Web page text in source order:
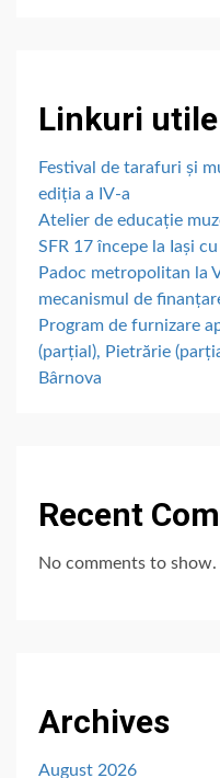
Linkuri utile
Festival de tarafuri și
ediția a IV-a
Atelier de educație
SFR 17 începe la Iași
Padoc metropolitan la
mecanismul de
Program de furnizare
(parțial), Pietrărie
Bârnova
Recent
No comments to show.
Archives
August 2026